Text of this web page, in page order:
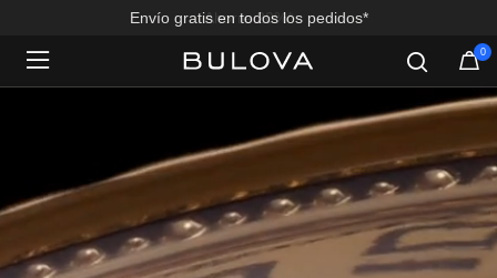
Envío gratis en todos los pedidos*
0
Added to Manage Wishlist